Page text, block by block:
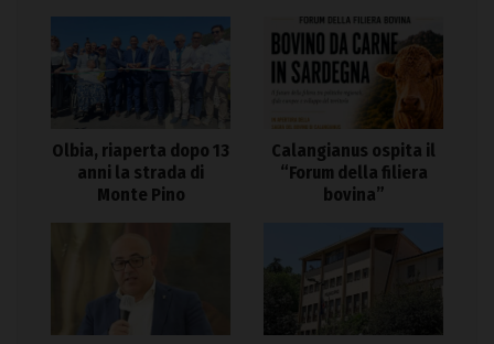
Olbia, riaperta dopo 13
anni la strada di
Monte Pino
Calangianus ospita il
“Forum della filiera
bovina”